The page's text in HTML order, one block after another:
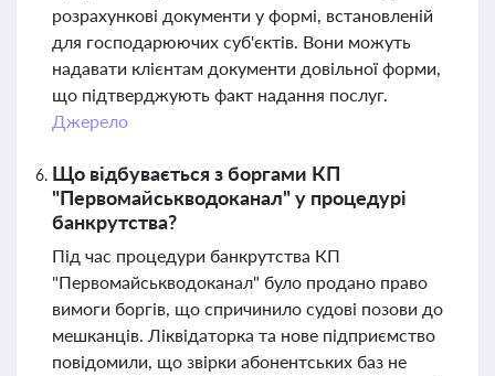
розрахункові документи у формі, встановленій
для господарюючих суб'єктів. Вони можуть
надавати клієнтам документи довільної форми,
що підтверджують факт надання послуг.
Джерело
Що відбувається з боргами КП
"Первомайськводоканал" у процедурі
банкрутства?
Під час процедури банкрутства КП
"Первомайськводоканал" було продано право
вимоги боргів, що спричинило судові позови до
мешканців. Ліквідаторка та нове підприємство
повідомили, що звірки абонентських баз не